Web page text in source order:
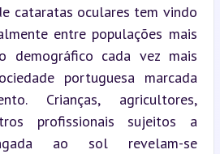
cataratas oculares tem vindo
entre populações mais
demográfico cada vez mais
portuguesa marcada
Crianças, agricultores,
profissionais sujeitos a
ao sol revelam-se